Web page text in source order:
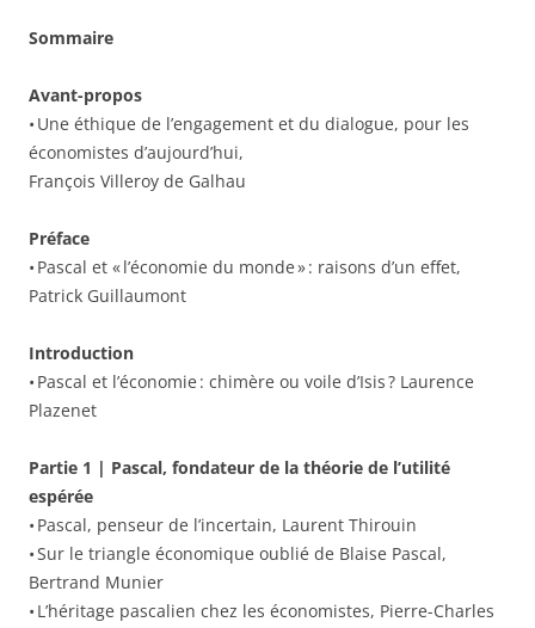
Sommaire
Avant-propos
• Une éthique de l’engagement et du dialogue, pour les
économistes d’aujourd’hui,
François Villeroy de Galhau
Préface
• Pascal et « l’économie du monde » : raisons d’un effet,
Patrick Guillaumont
Introduction
• Pascal et l’économie : chimère ou voile d’Isis ? Laurence
Plazenet
Partie 1 | Pascal, fondateur de la théorie de l’utilité
espérée
• Pascal, penseur de l’incertain, Laurent Thirouin
• Sur le triangle économique oublié de Blaise Pascal,
Bertrand Munier
• L’héritage pascalien chez les économistes, Pierre-Charles